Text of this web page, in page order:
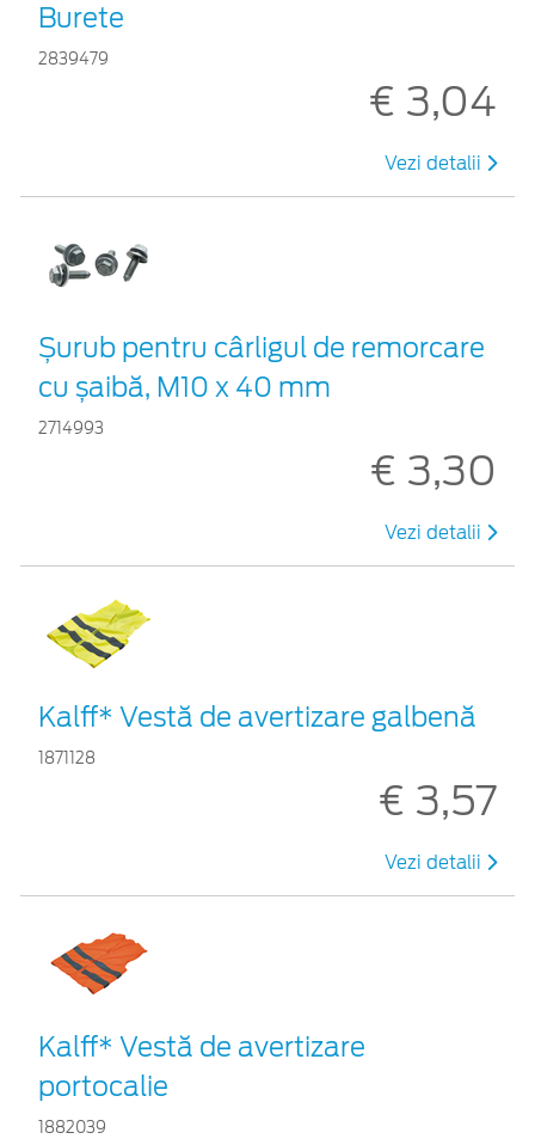
Burete
2839479
€ 3,04
Vezi detalii
Șurub pentru cârligul de remorcare
cu șaibă, M10 x 40 mm
2714993
€ 3,30
Vezi detalii
Kalff* Vestă de avertizare galbenă
1871128
€ 3,57
Vezi detalii
Kalff* Vestă de avertizare
portocalie
1882039